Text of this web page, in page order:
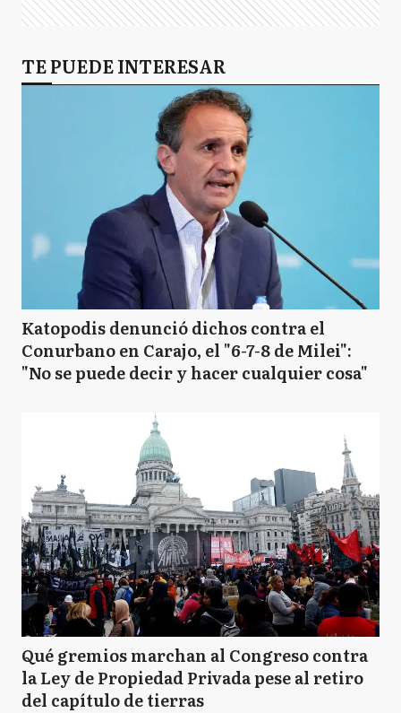
TE PUEDE INTERESAR
Katopodis denunció dichos contra el
Conurbano en Carajo, el "6-7-8 de Milei":
"No se puede decir y hacer cualquier cosa"
Qué gremios marchan al Congreso contra
la Ley de Propiedad Privada pese al retiro
del capítulo de tierras